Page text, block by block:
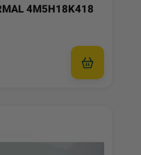
4M5H18K418